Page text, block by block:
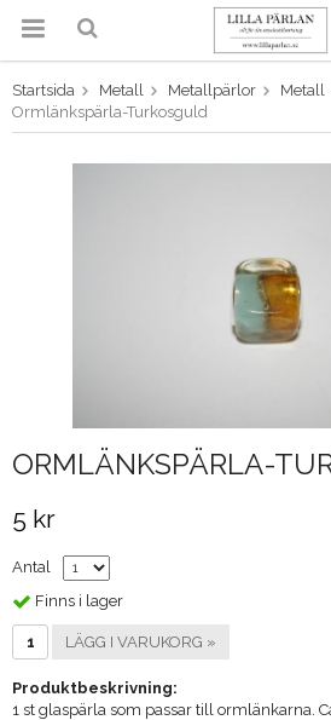
Produkten har blivit
Startsida Metall Metallpärlor
Metall
Ormlänkspärla-Turkosguld
ORMLÄNKSPÄRLA-
5 kr
Antal
Finns i lager
LÄGG I VARUKORG »
Produktbeskrivning:
1 st glaspärla som passar till ormlänkarna.